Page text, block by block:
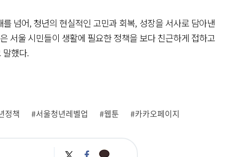
를 넘어, 청년의 현실적인 고민과 회복, 성장을 서사로 담아낸
서울 시민들이 생활에 필요한 정책을 보다 친근하게 접하고
말했다.
정책 #서울청년레벨업 #웹툰 #카카오페이지
트 페 카